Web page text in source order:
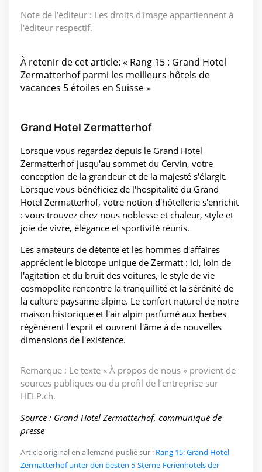
Note de l'éditeur : Les droits d'image appartiennent à
l'éditeur respectif.
À retenir de cet article: « Rang 15 : Grand Hotel
Zermatterhof parmi les meilleurs hôtels de
vacances 5 étoiles en Suisse »
Grand Hotel Zermatterhof
Lorsque vous regardez depuis le Grand Hotel
Zermatterhof jusqu'au sommet du Cervin, votre
conception de la grandeur et de la majesté s'élargit.
Lorsque vous bénéficiez de l'hospitalité du Grand
Hotel Zermatterhof, votre notion d'hôtellerie s'enrichit
: vous trouvez chez nous noblesse et chaleur, style et
joie de vivre, élégance et sportivité réunis.
Les amateurs de détente et les hommes d'affaires
apprécient le biotope unique de Zermatt : ici, loin de
l'agitation et du bruit des voitures, le style de vie
cosmopolite rencontre la tranquillité et la sérénité de
la culture paysanne alpine. Le confort naturel de notre
maison historique et l'air alpin parfumé aux herbes
régénèrent l'esprit et ouvrent l'âme à de nouvelles
dimensions de l'existence.
Remarque : Le texte « À propos de nous » provient de
sources publiques ou du profil de l’entreprise sur
HELP.ch.
Source : Grand Hotel Zermatterhof, communiqué de
presse
Article original en allemand publié sur : Rang 15: Grand Hotel
Zermatterhof unter den besten 5-Sterne-Ferienhotels der